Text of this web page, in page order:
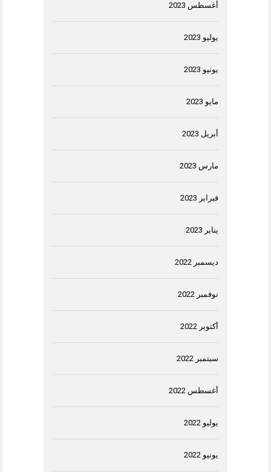
أغسطس 2023
يوليو 2023
يونيو 2023
مايو 2023
أبريل 2023
مارس 2023
فبراير 2023
يناير 2023
ديسمبر 2022
نوفمبر 2022
أكتوبر 2022
سبتمبر 2022
أغسطس 2022
يوليو 2022
يونيو 2022